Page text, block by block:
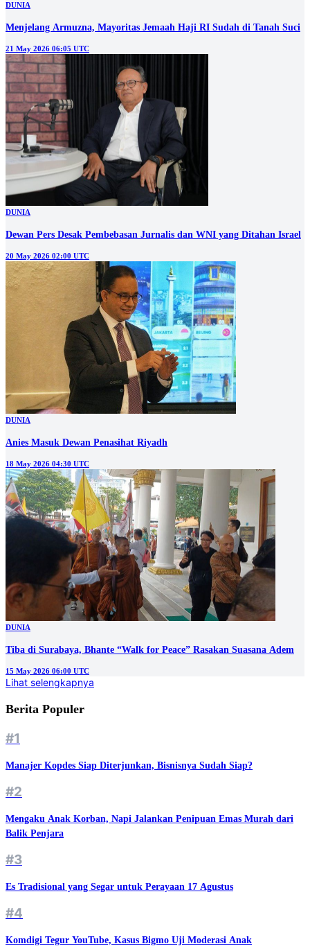
DUNIA
Menjelang Armuzna, Mayoritas Jemaah Haji RI Sudah di Tanah Suci
21 May 2026 06:05 UTC
DUNIA
Dewan Pers Desak Pembebasan Jurnalis dan WNI yang Ditahan Israel
20 May 2026 02:00 UTC
DUNIA
Anies Masuk Dewan Penasihat Riyadh
18 May 2026 04:30 UTC
DUNIA
Tiba di Surabaya, Bhante “Walk for Peace” Rasakan Suasana Adem
15 May 2026 06:00 UTC
Lihat selengkapnya
Berita Populer
#1
Manajer Kopdes Siap Diterjunkan, Bisnisnya Sudah Siap?
#2
Mengaku Anak Korban, Napi Jalankan Penipuan Emas Murah dari
Balik Penjara
#3
Es Tradisional yang Segar untuk Perayaan 17 Agustus
#4
Komdigi Tegur YouTube, Kasus Bigmo Uji Moderasi Anak